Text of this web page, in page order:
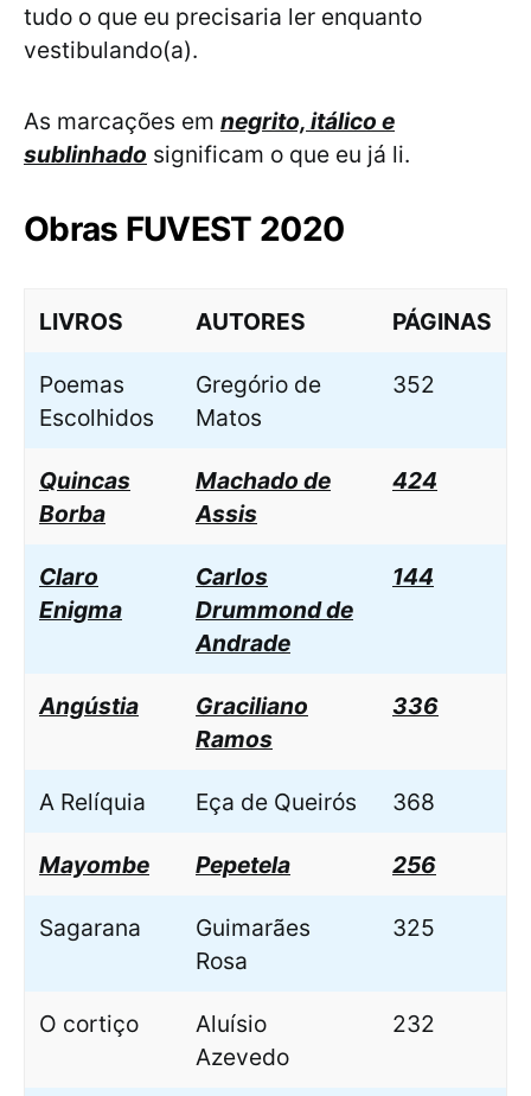
tudo o que eu precisaria ler enquanto
vestibulando(a).
As marcações em negrito, itálico e
sublinhado significam o que eu já li.
Obras FUVEST 2020
LIVROS AUTORES PÁGINAS
Poemas
Escolhidos
Gregório de
Matos
352
Quincas
Borba
Machado de
Assis
424
Claro
Enigma
Carlos
Drummond de
Andrade
144
Angústia
Graciliano
Ramos
336
A Relíquia Eça de Queirós 368
Mayombe Pepetela 256
Sagarana
Guimarães
Rosa
325
O cortiço
Aluísio
Azevedo
232